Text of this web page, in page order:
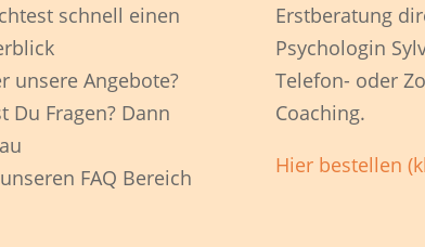
schnell einen
unsere Angebote?
Du Fragen? Dann
FAQ Bereich
Erstberatung
Psychologin
Telefon- oder
Coaching.
Hier bestellen